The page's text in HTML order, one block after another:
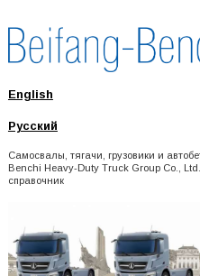
English
Русский
Самосвалы, тягачи, грузовики и
Benchi Heavy-Duty Truck Group Co.,
справочник